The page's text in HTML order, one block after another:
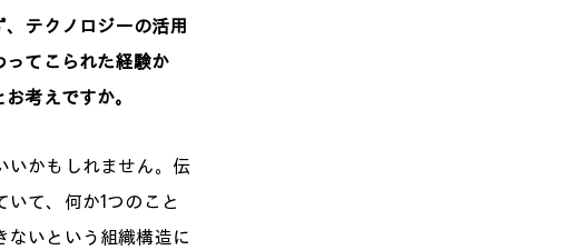
テクノロジーの活用
ってこられた経験か
考えですか。
いかもしれません。伝
て、何か1つのこと
ないという組織構造に